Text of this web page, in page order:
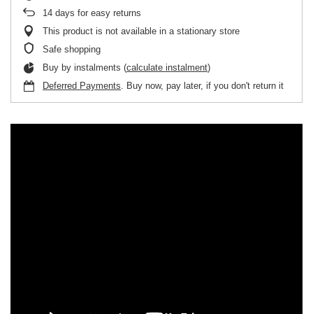
14 days for easy returns
This product is not available in a stationary store
Safe shopping
Buy by instalments (calculate instalment)
Deferred Payments. Buy now, pay later, if you don't return it